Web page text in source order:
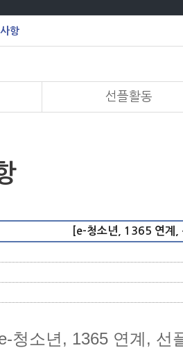
항
선플활동
[e-청소년, 1365 연계,
청소년, 1365 연계, 선